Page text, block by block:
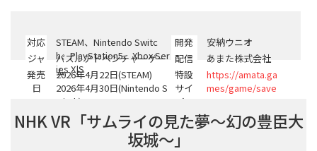
対応
PF
STEAM、Nintendo Switc
h、PlayStation5、Xbox Ser
ies X|S
開発
安納ウニオ
ジャ
ンル
パズルアドベンチャーゲー
ム
配信
あまた株式会社
発売
日
2026年4月22日(STEAM)
2026年4月30日(Nintendo S
witch)
2026年4月30日(PlayStation
5)
2026年5月28日(Xbox Serie
特設
サイ
ト
https://amata.ga
mes/game/save
NHK VR「サムライの見た夢～幻の豊臣大
坂城～」